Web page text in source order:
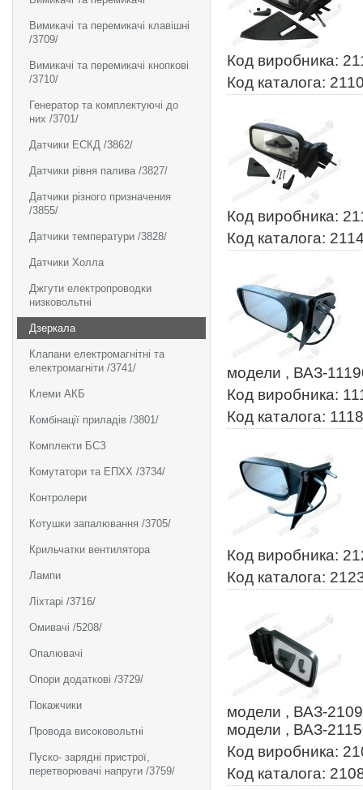
Вимикачі та перемикачі клавішні
/3709/
Вимикачі та перемикачі кнопкові
/3710/
Генератор та комплектуючі до
них /3701/
Датчики ЕСКД /3862/
Датчики рівня палива /3827/
Датчики різного призначения
/3855/
Датчики температури /3828/
Датчики Холла
Джгути електропроводки
низковольтні
Дзеркала
Клапани електромагнітні та
електромагніти /3741/
Клеми АКБ
Комбінації приладів /3801/
Комплекти БСЗ
Комутатори та ЕПХХ /3734/
Контролери
Котушки запалювання /3705/
Крильчатки вентилятора
Лампи
Ліхтарі /3716/
Омивачі /5208/
Опалювачі
Опори додаткові /3729/
Покажчики
Провода високовольтні
Пуско- зарядні пристрої,
перетворювачі напруги /3759/
Код виробника:
Код каталога:
Код виробника:
Код каталога:
модели , ВАЗ-
Код виробника:
Код каталога:
Код виробника:
Код каталога:
модели , ВАЗ-
модели , ВАЗ-
Код виробника:
Код каталога: